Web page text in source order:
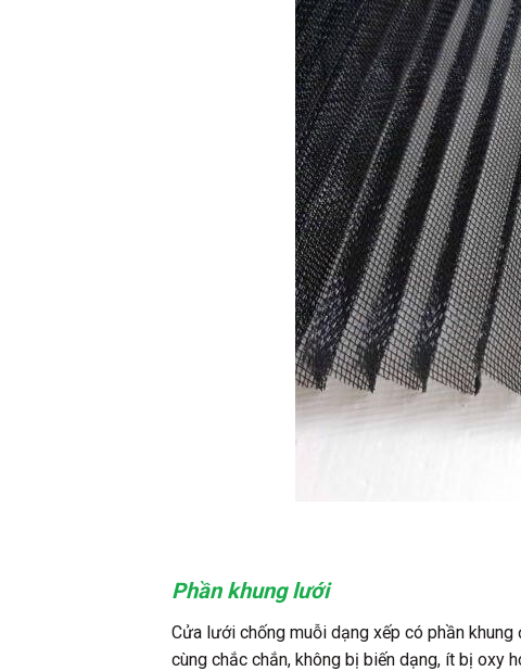
Phần khung lưới
Cửa lưới chống muỗi dạng xếp có phần
cùng chắc chắn, không bị biến dạng, ít bị oxy